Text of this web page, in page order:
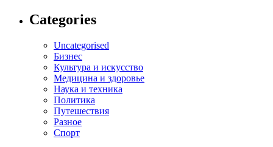
Categories
Uncategorised
Бизнес
Культура и искусство
Медицина и здоровье
Наука и техника
Политика
Путешествия
Разное
Спорт